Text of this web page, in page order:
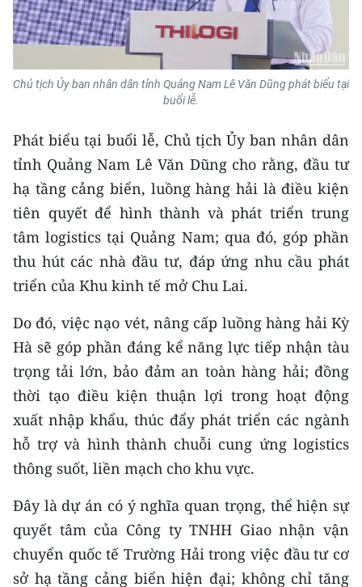
Chủ tịch Ủy ban nhân dân tỉnh Quảng Nam Lê Văn Dũng phát biểu tại
buổi lễ.
Phát biểu tại buổi lễ, Chủ tịch Ủy ban nhân dân
tỉnh Quảng Nam Lê Văn Dũng cho rằng, đầu tư
hạ tầng cảng biển, luồng hàng hải là điều kiện
tiên quyết để hình thành và phát triển trung
tâm logistics tại Quảng Nam; qua đó, góp phần
thu hút các nhà đầu tư, đáp ứng nhu cầu phát
triển của Khu kinh tế mở Chu Lai.
Do đó, việc nạo vét, nâng cấp luồng hàng hải Kỳ
Hà sẽ góp phần đáng kể năng lực tiếp nhận tàu
trọng tải lớn, bảo đảm an toàn hàng hải; đồng
thời tạo điều kiện thuận lợi trong hoạt động
xuất nhập khẩu, thúc đẩy phát triển các ngành
hỗ trợ và hình thành chuỗi cung ứng logistics
thông suốt, liền mạch cho khu vực.
Đây là dự án có ý nghĩa quan trọng, thể hiện sự
quyết tâm của Công ty TNHH Giao nhận vận
chuyển quốc tế Trường Hải trong việc đầu tư cơ
sở hạ tầng cảng biển hiện đại; không chỉ tăng